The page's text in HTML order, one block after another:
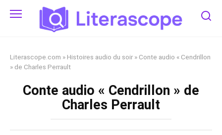
Literascope.com » Histoires audio du soir» Conte audio « Cendrillon
» de Charles Perrault
Conte audio « Cendrillon » de
Charles Perrault